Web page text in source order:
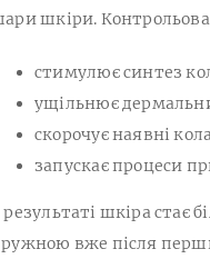
шкіри.
стимулює синтез
ущільнює
скорочує наявні
запускає процеси
результаті шкіра стає
вже після